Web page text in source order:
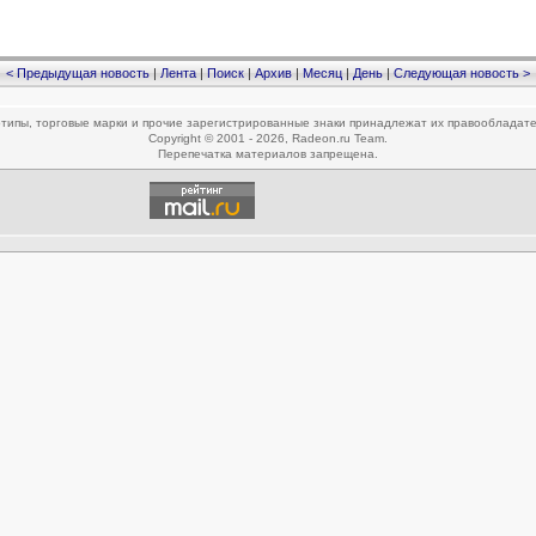
< Предыдущая новость Лента| Поиск Архив Месяц День Следующая новость >
торговые марки и прочие зарегистрированные знаки принадлежат их
Copyright © 2001 - 2026, Radeon.ru Team.
Перепечатка материалов запрещена.